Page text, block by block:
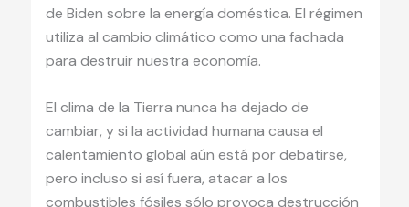
de Biden sobre la energía doméstica. El régimen
utiliza al cambio climático como una fachada
para destruir nuestra economía.
El clima de la Tierra nunca ha dejado de
cambiar, y si la actividad humana causa el
calentamiento global aún está por debatirse,
pero incluso si así fuera, atacar a los
combustibles fósiles sólo provoca destrucción